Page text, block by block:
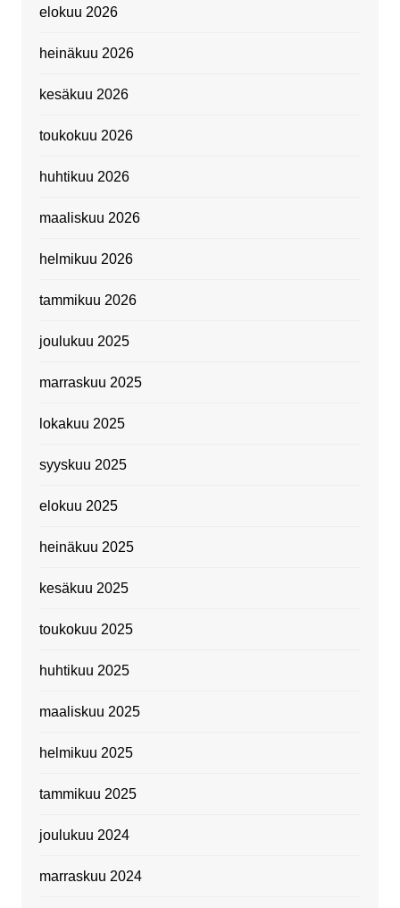
elokuu 2026
heinäkuu 2026
kesäkuu 2026
toukokuu 2026
huhtikuu 2026
maaliskuu 2026
helmikuu 2026
tammikuu 2026
joulukuu 2025
marraskuu 2025
lokakuu 2025
syyskuu 2025
elokuu 2025
heinäkuu 2025
kesäkuu 2025
toukokuu 2025
huhtikuu 2025
maaliskuu 2025
helmikuu 2025
tammikuu 2025
joulukuu 2024
marraskuu 2024